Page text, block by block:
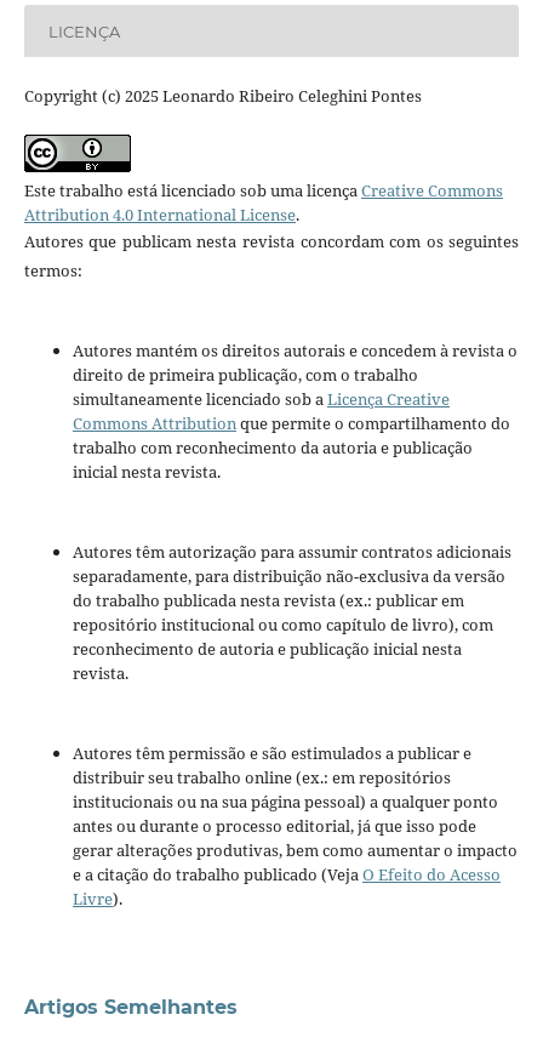
LICENÇA
Copyright (c) 2025 Leonardo Ribeiro Celeghini Pontes
Este trabalho está licenciado sob uma licençaCreative Commons
Attribution 4.0 International License.
Autores que publicam nesta revista concordam com os seguintes
termos:
Autores mantém os direitos autorais e concedem à revista o
direito de primeira publicação, com o trabalho
simultaneamente licenciado sob aLicença Creative
Commons Attributionque permite o compartilhamento do
trabalho com reconhecimento da autoria e publicação
inicial nesta revista.
Autores têm autorização para assumir contratos adicionais
separadamente, para distribuição não-exclusiva da versão
do trabalho publicada nesta revista (ex.: publicar em
repositório institucional ou como capítulo de livro), com
reconhecimento de autoria e publicação inicial nesta
revista.
Autores têm permissão e são estimulados a publicar e
distribuir seu trabalho online (ex.: em repositórios
institucionais ou na sua página pessoal) a qualquer ponto
antes ou durante o processo editorial, já que isso pode
gerar alterações produtivas, bem como aumentar o impacto
e a citação do trabalho publicado (VejaO Efeito do Acesso
Livre).
Artigos Semelhantes